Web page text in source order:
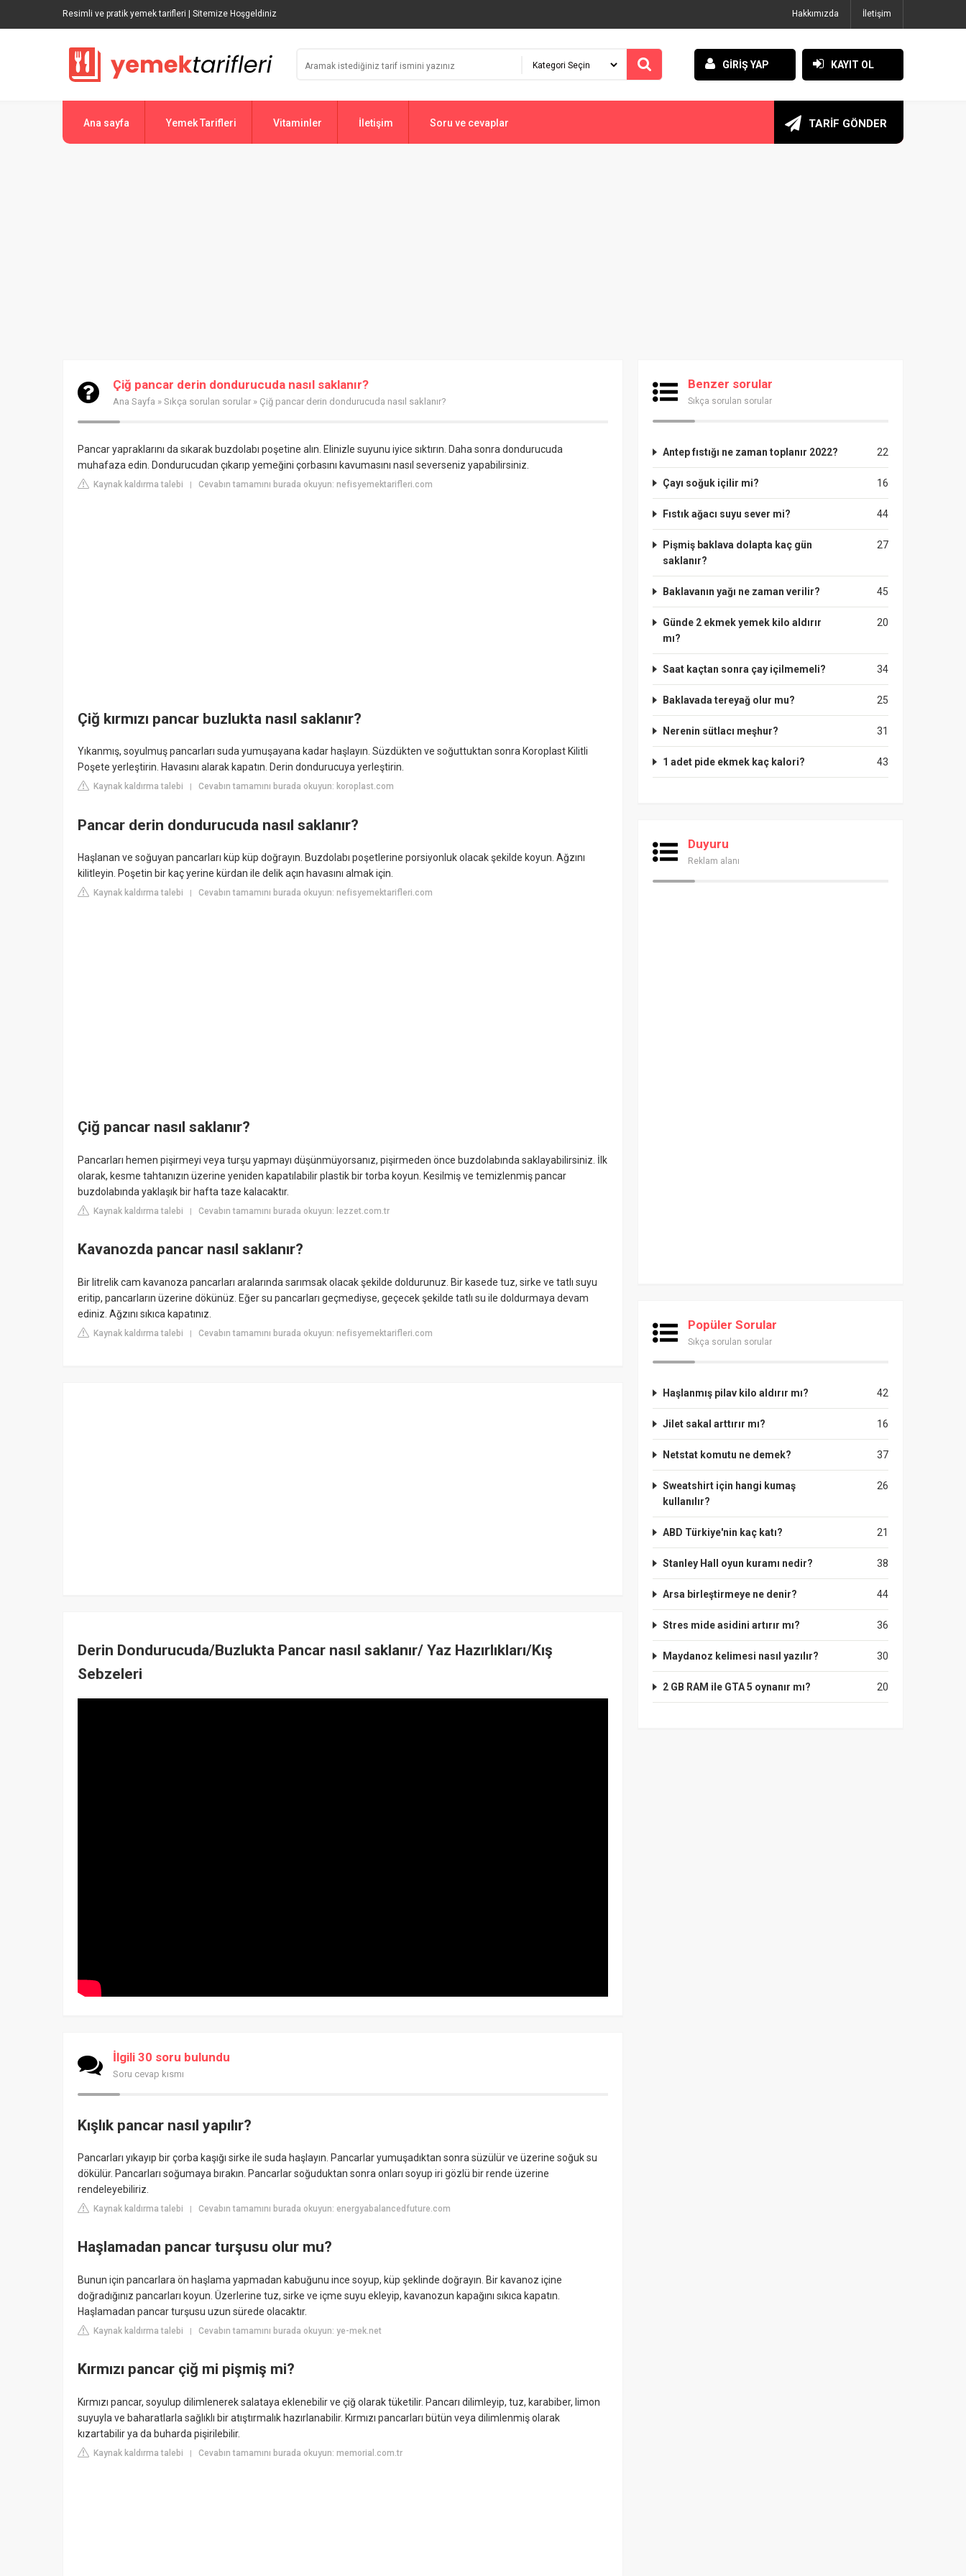
Resimli ve pratik yemek tarifleri | Sitemize Hoşgeldiniz Hakkımızda İletişim
GİRİŞ YAP KAYIT OL
Ana sayfa Yemek Tarifleri Vitaminler İletişim Soru ve cevaplar TARİF GÖNDER
Çiğ pancar derin dondurucuda nasıl saklanır?
Ana Sayfa » Sıkça sorulan sorular » Çiğ pancar derin dondurucuda nasıl saklanır?
Pancar yapraklarını da sıkarak buzdolabı poşetine alın. Elinizle suyunu iyice sıktırın. Daha sonra dondurucuda
muhafaza edin. Dondurucudan çıkarıp yemeğini çorbasını kavumasını nasıl severseniz yapabilirsiniz.
Kaynak kaldırma talebi | Cevabın tamamını burada okuyun: nefisyemektarifleri.com
Çiğ kırmızı pancar buzlukta nasıl saklanır?
Yıkanmış, soyulmuş pancarları suda yumuşayana kadar haşlayın. Süzdükten ve soğuttuktan sonra Koroplast Kilitli
Poşete yerleştirin. Havasını alarak kapatın. Derin dondurucuya yerleştirin.
Kaynak kaldırma talebi Cevabın tamamını burada okuyun: koroplast.com
Pancar derin dondurucuda nasıl saklanır?
Haşlanan ve soğuyan pancarları küp küp doğrayın. Buzdolabı poşetlerine porsiyonluk olacak şekilde koyun. Ağzını
kilitleyin. Poşetin bir kaç yerine kürdan ile delik açın havasını almak için.
Kaynak kaldırma talebi Cevabın tamamını burada okuyun: nefisyemektarifleri.com
Çiğ pancar nasıl saklanır?
Pancarları hemen pişirmeyi veya turşu yapmayı düşünmüyorsanız, pişirmeden önce buzdolabında saklayabilirsiniz. İlk
olarak, kesme tahtanızın üzerine yeniden kapatılabilir plastik bir torba koyun. Kesilmiş ve temizlenmiş pancar
buzdolabında yaklaşık bir hafta taze kalacaktır.
Kaynak kaldırma talebi | Cevabın tamamını burada okuyun: lezzet.com.tr
Kavanozda pancar nasıl saklanır?
Bir litrelik cam kavanoza pancarları aralarında sarımsak olacak şekilde doldurunuz. Bir kasede tuz, sirke ve tatlı suyu
eritip, pancarların üzerine dökünüz. Eğer su pancarları geçmediyse, geçecek şekilde tatlı su ile doldurmaya devam
ediniz. Ağzını sıkıca kapatınız.
Kaynak kaldırma talebi | Cevabın tamamını burada okuyun: nefisyemektarifleri.com
Derin Dondurucuda/Buzlukta Pancar nasıl saklanır/ Yaz Hazırlıkları/Kış
Sebzeleri
İlgili 30 soru bulundu
Soru cevap kısmı
Kışlık pancar nasıl yapılır?
Pancarları yıkayıp bir çorba kaşığı sirke ile suda haşlayın. Pancarlar yumuşadıktan sonra süzülür ve üzerine soğuk su
dökülür. Pancarları soğumaya bırakın. Pancarlar soğuduktan sonra onları soyup iri gözlü bir rende üzerine
rendeleyebiliriz.
Kaynak kaldırma talebi | Cevabın tamamını burada okuyun: energyabalancedfuture.com
Haşlamadan pancar turşusu olur mu?
Bunun için pancarlara ön haşlama yapmadan kabuğunu ince soyup, küp şeklinde doğrayın. Bir kavanoz içine
doğradığınız pancarları koyun. Üzerlerine tuz, sirke ve içme suyu ekleyip, kavanozun kapağını sıkıca kapatın.
Haşlamadan pancar turşusu uzun sürede olacaktır.
Kaynak kaldırma talebi | Cevabın tamamını burada okuyun: ye-mek.net
Kırmızı pancar çiğ mi pişmiş mi?
Kırmızı pancar, soyulup dilimlenerek salataya eklenebilir ve çiğ olarak tüketilir. Pancarı dilimleyip, tuz, karabiber, limon
suyuyla ve baharatlarla sağlıklı bir atıştırmalık hazırlanabilir. Kırmızı pancarları bütün veya dilimlenmiş olarak
kızartabilir ya da buharda pişirilebilir.
Kaynak kaldırma talebi | Cevabın tamamını burada okuyun: memorial.com.tr
Benzer sorular
Sıkça sorulan sorular
22
Antep fıstığı ne zaman toplanır 2022?
16
Çayı soğuk içilir mi?
44
Fıstık ağacı suyu sever mi?
27
Pişmiş baklava dolapta kaç gün
saklanır?
45
Baklavanın yağı ne zaman verilir?
20
Günde 2 ekmek yemek kilo aldırır
mı?
34
Saat kaçtan sonra çay içilmemeli?
25
Baklavada tereyağ olur mu?
31
Nerenin sütlacı meşhur?
43
1 adet pide ekmek kaç kalori?
Duyuru
Reklam alanı
Popüler Sorular
Sıkça sorulan sorular
42
Haşlanmış pilav kilo aldırır mı?
16
Jilet sakal arttırır mı?
37
Netstat komutu ne demek?
26
Sweatshirt için hangi kumaş
kullanılır?
21
ABD Türkiye'nin kaç katı?
38
Stanley Hall oyun kuramı nedir?
44
Arsa birleştirmeye ne denir?
36
Stres mide asidini artırır mı?
30
Maydanoz kelimesi nasıl yazılır?
20
2 GB RAM ile GTA 5 oynanır mı?